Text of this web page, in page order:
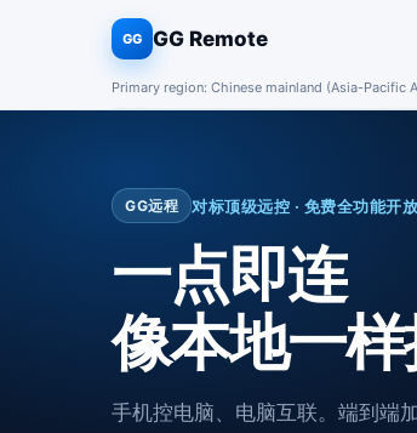
GG GG Remote
Primary region: Chinese mainland (Asia-Pacific
GG远程 对标顶级远控 · 免费全功能开
一点即连
像本地一
手机控电脑、电脑互联。端到端